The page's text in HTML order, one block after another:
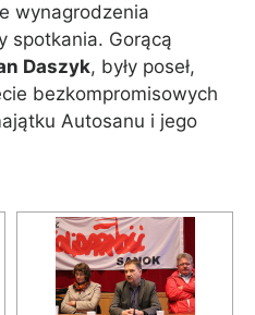
wynagrodzenia
spotkania. Gorącą
Daszyk, były poseł,
bezkompromisowych
Autosanu i jego